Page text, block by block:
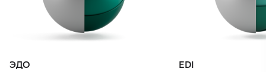
ЭДО EDI